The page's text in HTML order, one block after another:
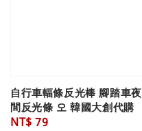
自行車輻條反光棒 腳踏車夜
間反光條 오 韓國大創代購
Regular
NT$ 79